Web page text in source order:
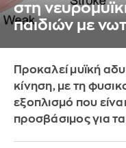
στη
παιδιών με
Προκαλεί μυϊκή
κίνηση, με τη
εξοπλισμό που
προσβάσιμος για τα